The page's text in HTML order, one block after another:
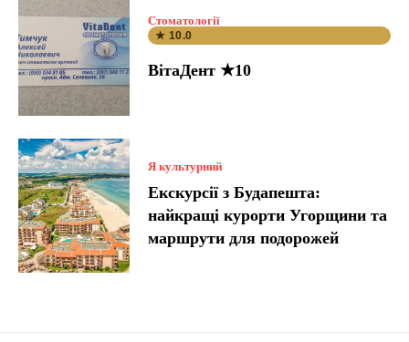
Стоматології
★ 10.0
ВітаДент ★10
Я культурний
Екскурсії з Будапешта:
найкращі курорти Угорщини та
маршрути для подорожей